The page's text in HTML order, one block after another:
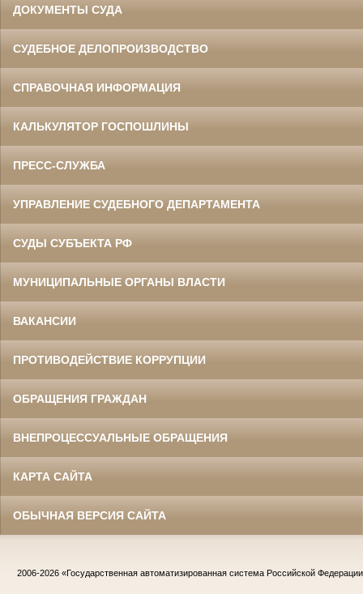
ДОКУМЕНТЫ СУДА
СУДЕБНОЕ ДЕЛОПРОИЗВОДСТВО
СПРАВОЧНАЯ ИНФОРМАЦИЯ
КАЛЬКУЛЯТОР ГОСПОШЛИНЫ
ПРЕСС-СЛУЖБА
УПРАВЛЕНИЕ СУДЕБНОГО ДЕПАРТАМЕНТА
СУДЫ СУБЪЕКТА РФ
МУНИЦИПАЛЬНЫЕ ОРГАНЫ ВЛАСТИ
ВАКАНСИИ
ПРОТИВОДЕЙСТВИЕ КОРРУПЦИИ
ОБРАЩЕНИЯ ГРАЖДАН
ВНЕПРОЦЕССУАЛЬНЫЕ ОБРАЩЕНИЯ
КАРТА САЙТА
ОБЫЧНАЯ ВЕРСИЯ САЙТА
2006-2026 «Государственная автоматизированная система Российской